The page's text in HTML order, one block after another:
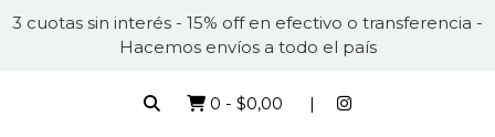
3 cuotas sin interés - 15% off en efectivo o transferencia -
Hacemos envíos a todo el país
0 - $0,00